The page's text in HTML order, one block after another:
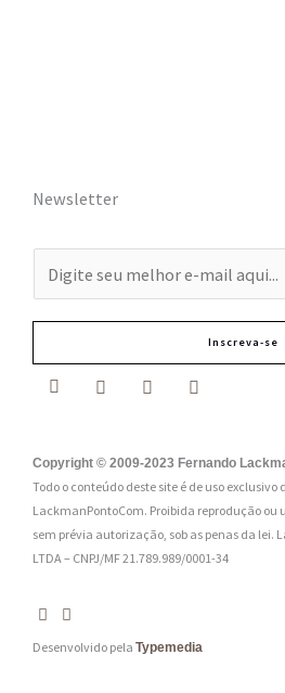
Newsletter
-
m
a
:
*
Inscreva-se
Copyright © 2009-2023 Fernando
Todo o conteúdo deste site é de uso exclusivo
LackmanPontoCom. Proibida reprodução
sem prévia autorização, sob as penas da lei.
LTDA – CNPJ/MF 21.789.989/0001-34
Desenvolvido pela Typemedia